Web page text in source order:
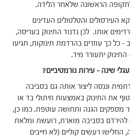
הראשונה שלאחר הלידה.
העירסולים והטלטולים העדינים
אותו. לכן נדנוד התינוק בעריסה,
כל כך עוזרים בהרדמת תינוקות, תגיעו
יתעורר מיד.
שינה – עירות נורמטיביים?
וננסה ליצור אותה גם בסביבה
את התינוק באמצעות חיתולי בד או
מספקים הגנה ותחושה עוטפת. כמו כן,
להירדם בסביבה מוארת, רועשת ומלאת
החלישו רעשים קוליים (לא חייבים